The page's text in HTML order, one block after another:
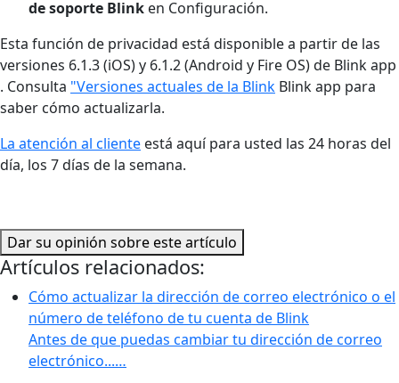
de soporte Blink en Configuración.
Esta función de privacidad está disponible a partir de las
versiones 6.1.3 (iOS) y 6.1.2 (Android y Fire OS) de Blink app
. Consulta "Versiones actuales de la Blink Blink app para
saber cómo actualizarla.
La atención al cliente está aquí para usted las 24 horas del
día, los 7 días de la semana.
Dar su opinión sobre este artículo
Artículos relacionados:
Cómo actualizar la dirección de correo electrónico o el
número de teléfono de tu cuenta de Blink
Antes de que puedas cambiar tu dirección de correo
electrónico...…